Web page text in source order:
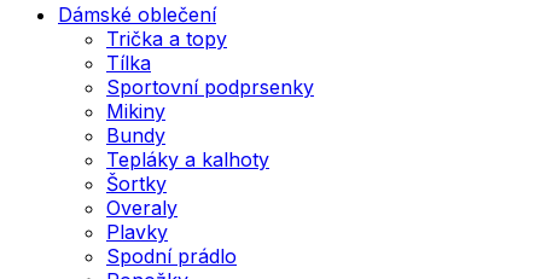
Dámské oblečení
Trička a topy
Tílka
Sportovní podprsenky
Mikiny
Bundy
Tepláky a kalhoty
Šortky
Overaly
Plavky
Spodní prádlo